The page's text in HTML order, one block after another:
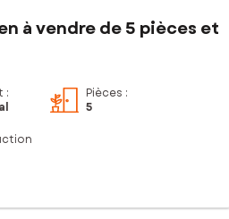
à vendre de 5 pièces et
:
Pièces :
5